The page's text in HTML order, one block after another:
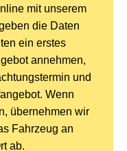
mit unserem
die Daten
ein erstes
annehmen,
und
Wenn
übernehmen wir
Fahrzeug an
ab.